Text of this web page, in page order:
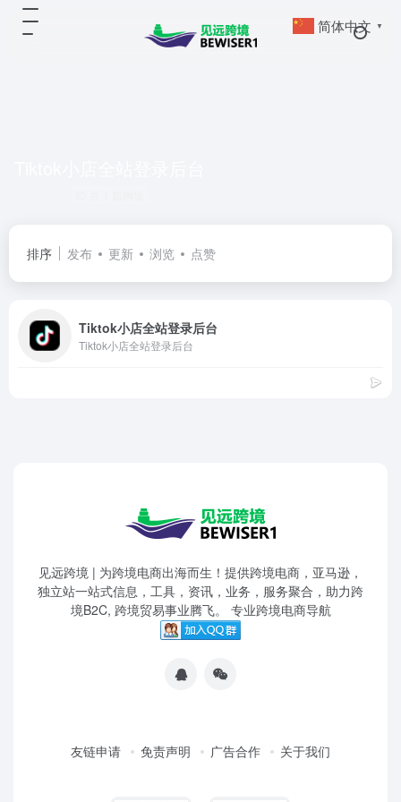
排序 发布 更新 浏览 点赞
Tiktok小店全站登录后台
Tiktok小店全站登录后台
见远跨境 | 为跨境电商出海而生！提供跨境电商，亚马逊，
独立站一站式信息，工具，资讯，业务，服务聚合，助力跨
境B2C, 跨境贸易事业腾飞。 专业跨境电商导航
友链申请 免责声明 广告合作 关于我们
简体中文 ▼